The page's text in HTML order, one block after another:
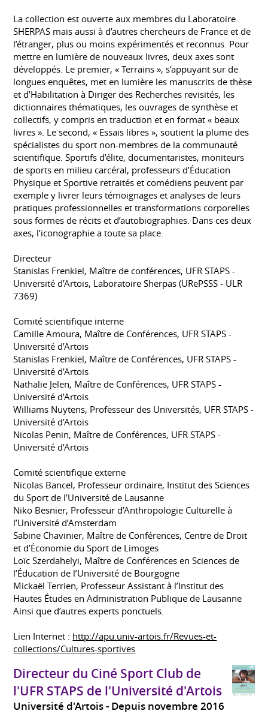
La collection est ouverte aux membres du Laboratoire
SHERPAS mais aussi à d’autres chercheurs de France et de
l’étranger, plus ou moins expérimentés et reconnus. Pour
mettre en lumière de nouveaux livres, deux axes sont
développés. Le premier, « Terrains », s’appuyant sur de
longues enquêtes, met en lumière les manuscrits de thèse
et d’Habilitation à Diriger des Recherches revisités, les
dictionnaires thématiques, les ouvrages de synthèse et
collectifs, y compris en traduction et en format « beaux
livres ». Le second, « Essais libres », soutient la plume des
spécialistes du sport non-membres de la communauté
scientifique. Sportifs d’élite, documentaristes, moniteurs
de sports en milieu carcéral, professeurs d’Éducation
Physique et Sportive retraités et comédiens peuvent par
exemple y livrer leurs témoignages et analyses de leurs
pratiques professionnelles et transformations corporelles
sous formes de récits et d’autobiographies. Dans ces deux
axes, l’iconographie a toute sa place.
Directeur
Stanislas Frenkiel, Maître de conférences, UFR STAPS -
Université d’Artois, Laboratoire Sherpas (URePSSS - ULR
7369)
Comité scientifique interne
Camille Amoura, Maître de Conférences, UFR STAPS -
Université d’Artois
Stanislas Frenkiel, Maître de Conférences, UFR STAPS -
Université d’Artois
Nathalie Jelen, Maître de Conférences, UFR STAPS -
Université d’Artois
Williams Nuytens, Professeur des Universités, UFR STAPS -
Université d’Artois
Nicolas Penin, Maître de Conférences, UFR STAPS -
Université d’Artois
Comité scientifique externe
Nicolas Bancel, Professeur ordinaire, Institut des Sciences
du Sport de l’Université de Lausanne
Niko Besnier, Professeur d’Anthropologie Culturelle à
l’Université d’Amsterdam
Sabine Chavinier, Maître de Conférences, Centre de Droit
et d’Économie du Sport de Limoges
Loïc Szerdahelyi, Maître de Conférences en Sciences de
l’Éducation de l’Université de Bourgogne
Mickaël Terrien, Professeur Assistant à l’Institut des
Hautes Études en Administration Publique de Lausanne
Ainsi que d’autres experts ponctuels.
Lien Internet : http://apu.univ-artois.fr/Revues-et-
collections/Cultures-sportives
Directeur du Ciné Sport Club de
l'UFR STAPS de l'Université d'Artois
Université d'Artois Depuis novembre 2016